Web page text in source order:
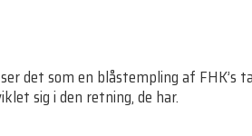
det som en blåstempling af FHK’s
sig i den retning, de har.